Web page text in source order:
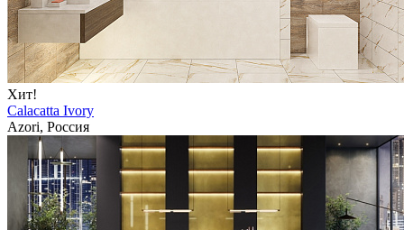
Хит!
Calacatta Ivory
Azori, Россия